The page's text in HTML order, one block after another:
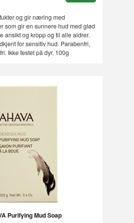
og gir næring med
som gir en sunnere hud med glød
ansikt og kropp og til alle aldrer.
for sensitiv hud. Parabenfri,
Ikke testet på dyr. 100g
Purifying Mud Soap